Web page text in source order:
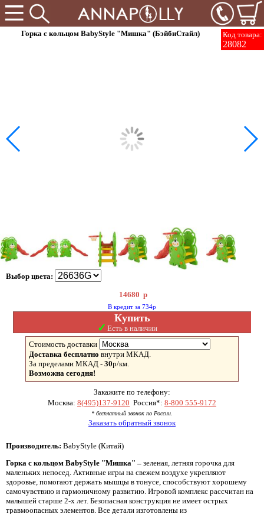
Код товара:
28082
Горка с кольцом BabyStyle "Мишка" (БэйбиСтайл)
Выбор цвета:
14680 р
В кредит за 734р
Купить
✓ Есть в наличии
Стоимость доставки
Доставка бесплатно внутри МКАД.
За пределами МКАД - 30р/км.
Возможна сегодня!
Закажите по телефону:
Москва: 8(495)137-9120 Россия*: 8-800 555-9172
* бесплатный звонок по России.
Заказать обратный звонок
Производитель: BabyStyle (Китай)
Горка с кольцом BabyStyle "Мишка" – зеленая, летняя горочка для
маленьких непосед. Активные игры на свежем воздухе укрепляют
здоровье, помогают держать мышцы в тонусе, способствуют хорошему
самочувствию и гармоничному развитию. Игровой комплекс рассчитан на
малышей старше 2-х лет. Безопасная конструкция не имеет острых
травмоопасных элементов. Все детали изготовлены из